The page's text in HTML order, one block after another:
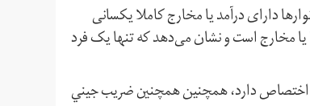
دارای درآمد یا مخارج کاملا یکسانی
مخارج است و نشان می‌دهد که تنها یک فرد
در گزارش جدید مرکز آمار ایران که به اعلام شاخص ضریب جینی در سال ۱۳۹۹ اختصاص دارد، همچنین همچنين ضريب جيني